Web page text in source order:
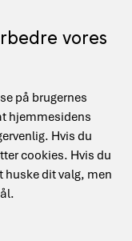
vores
på brugernes
hjemmesidens
Hvis du
cookies. Hvis du
huske dit valg, men
EN